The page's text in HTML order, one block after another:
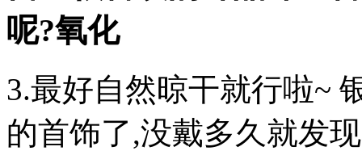
呢?氧化
3.最好自然晾干就行啦~
的首饰了,没戴多久就发